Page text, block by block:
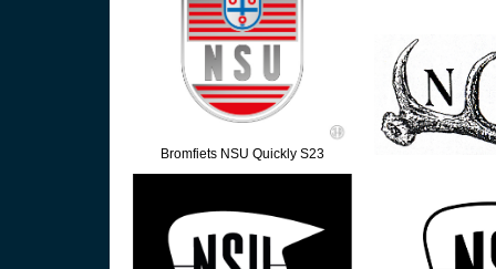
Bromfiets NSU Quickly S23